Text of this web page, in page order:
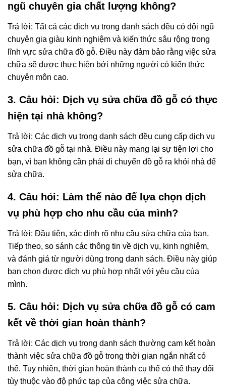
ngũ chuyên gia chất lượng không?
Trả lời: Tất cả các dịch vụ trong danh sách đều có đội ngũ
chuyên gia giàu kinh nghiệm và kiến thức sâu rộng trong
lĩnh vực sửa chữa đồ gỗ. Điều này đảm bảo rằng việc sửa
chữa sẽ được thực hiện bởi những người có kiến thức
chuyên môn cao.
3. Câu hỏi: Dịch vụ sửa chữa đồ gỗ có thực
hiện tại nhà không?
Trả lời: Các dịch vụ trong danh sách đều cung cấp dịch vụ
sửa chữa đồ gỗ tại nhà. Điều này mang lại sự tiện lợi cho
bạn, vì bạn không cần phải di chuyển đồ gỗ ra khỏi nhà để
sửa chữa.
4. Câu hỏi: Làm thế nào để lựa chọn dịch
vụ phù hợp cho nhu cầu của mình?
Trả lời: Đầu tiên, xác định rõ nhu cầu sửa chữa của bạn.
Tiếp theo, so sánh các thông tin về dịch vụ, kinh nghiệm,
và đánh giá từ người dùng trong danh sách. Điều này giúp
bạn chọn được dịch vụ phù hợp nhất với yêu cầu của
mình.
5. Câu hỏi: Dịch vụ sửa chữa đồ gỗ có cam
kết về thời gian hoàn thành?
Trả lời: Các dịch vụ trong danh sách thường cam kết hoàn
thành việc sửa chữa đồ gỗ trong thời gian ngắn nhất có
thể. Tuy nhiên, thời gian hoàn thành cụ thể có thể thay đổi
tùy thuộc vào độ phức tạp của công việc sửa chữa.